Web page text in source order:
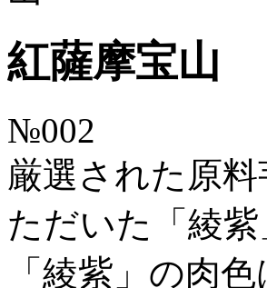
紅薩摩宝山
№002
厳選された原
ただいた「綾紫
「綾紫」の肉